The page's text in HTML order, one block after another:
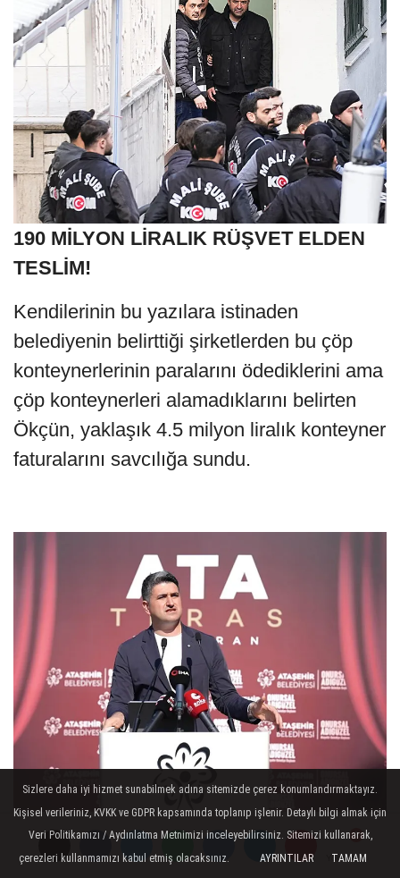
Yorumlar
Yorumlar
190 MİLYON LİRALIK RÜŞVET ELDEN
TESLİM!
Kendilerinin bu yazılara istinaden
belediyenin belirttiği şirketlerden bu çöp
konteynerlerinin paralarını ödediklerini ama
çöp konteynerleri alamadıklarını belirten
Ökçün, yaklaşık 4.5 milyon liralık konteyner
faturalarını savcılığa sundu.
Savcılık araştırmasında, sözde çöp
konteyneri bağışı isteniyor gibi görünerek
Sizlere daha iyi hizmet sunabilmek adına sitemizde çerez konumlandırmaktayız.
Kişisel verileriniz, KVKK ve GDPR kapsamında toplanıp işlenir. Detaylı bilgi almak için
Veri Politikamızı / Aydınlatma Metnimizi inceleyebilirsiniz. Sitemizi kullanarak,
çerezleri kullanmamızı kabul etmiş olacaksınız.
AYRINTILAR TAMAM